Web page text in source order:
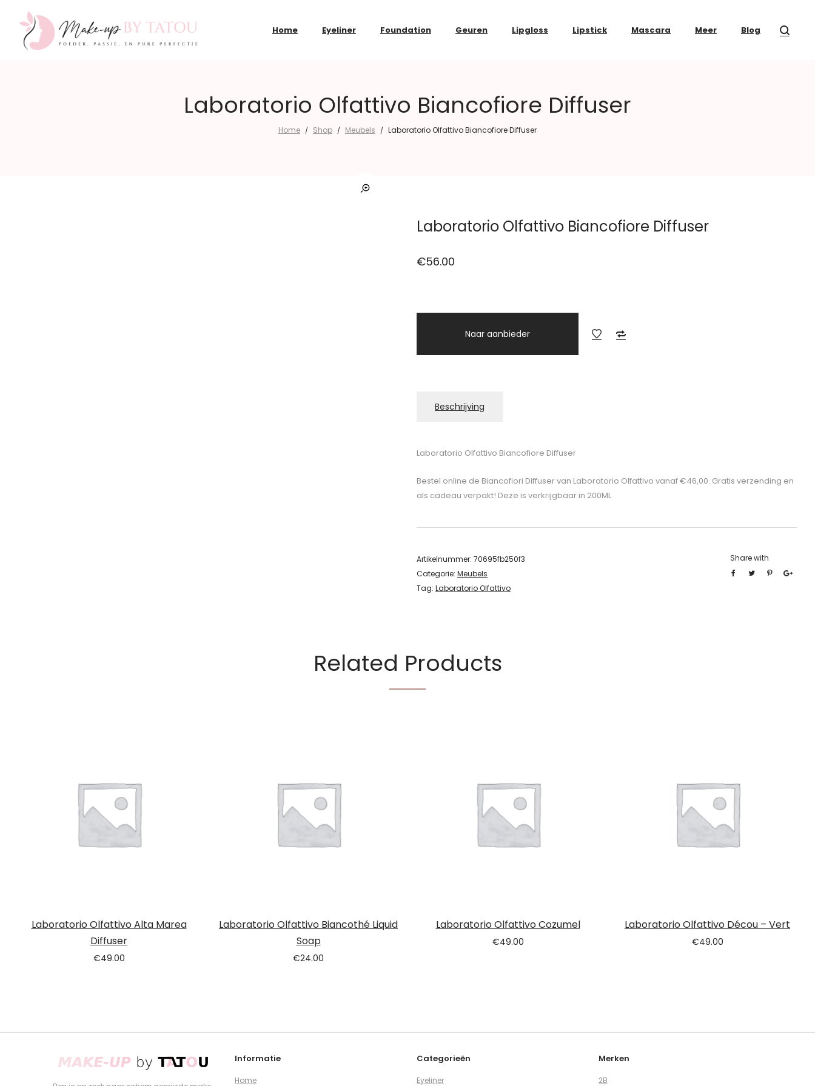
Home Eyeliner Foundation Geuren Lipgloss Lipstick Mascara Meer Blog
Laboratorio Olfattivo Biancofiore Diffuser
Home / Shop / Meubels / Laboratorio Olfattivo Biancofiore Diffuser
Laboratorio Olfattivo Biancofiore Diffuser
€56.00
Naar aanbieder
Beschrijving
Laboratorio Olfattivo Biancofiore Diffuser
Bestel online de Biancofiori Diffuser van Laboratorio Olfattivo vanaf €46,00. Gratis verzending en
als cadeau verpakt! Deze is verkrijgbaar in 200ML
Artikelnummer: 70695fb250f3
Categorie: Meubels
Tag: Laboratorio Olfattivo
Share with
Related Products
Laboratorio Olfattivo Alta Marea
Diffuser
€49.00
Laboratorio Olfattivo Biancothé Liquid
Soap
€24.00
Laboratorio Olfattivo Cozumel
€49.00
Laboratorio Olfattivo Décou – Vert
€49.00
Informatie
Home
Categorieën
Eyeliner
Merken
2B